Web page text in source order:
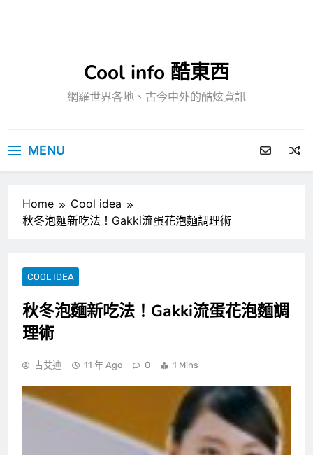
Cool info 酷東西
網羅世界各地、古今中外的酷炫資訊
MENU
Home
Cool idea
秋冬泡麵新吃法！Gakki流蛋花泡麵調理術
COOL IDEA
秋冬泡麵新吃法！Gakki流蛋花泡麵調
理術
古艾迪 11 年 Ago 0 1 Mins